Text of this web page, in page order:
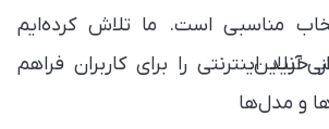
مناسبی است. ما تلاش کرده‌ایم
اینترنتی را برای کاربران فراهم
آنلاین:
و مدل‌ها